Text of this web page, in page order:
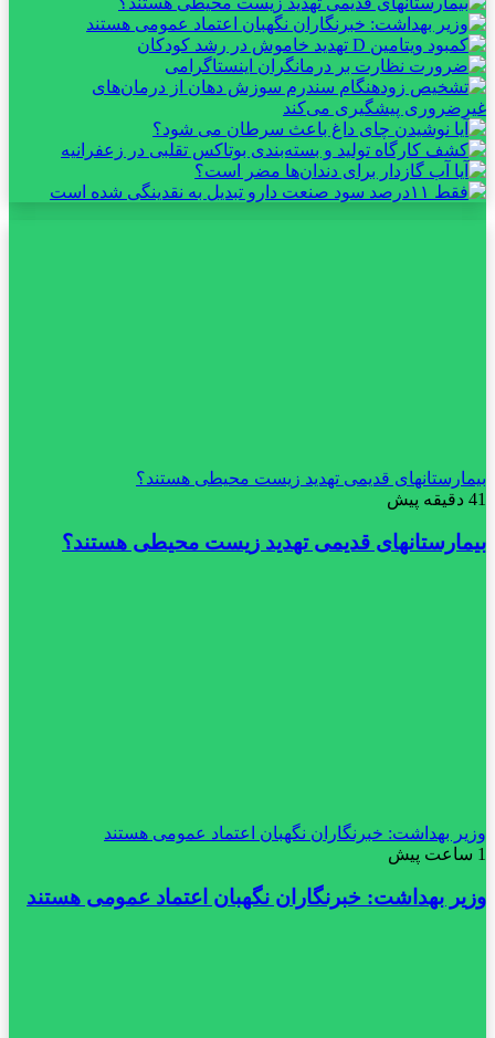
بیمارستانهای قدیمی تهدید زیست محیطی هستند؟
41 دقیقه پیش
بیمارستانهای قدیمی تهدید زیست محیطی هستند؟
وزیر بهداشت: خبرنگاران نگهبان اعتماد عمومی هستند
1 ساعت پیش
وزیر بهداشت: خبرنگاران نگهبان اعتماد عمومی هستند